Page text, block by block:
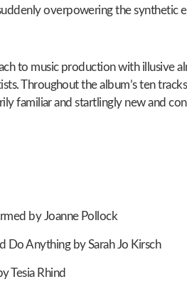
overpowering the synthetic
to music production with illusive
Throughout the album’s ten
familiar and startlingly new and
by Joanne Pollock
Do Anything by Sarah Jo Kirsch
Tesia Rhind